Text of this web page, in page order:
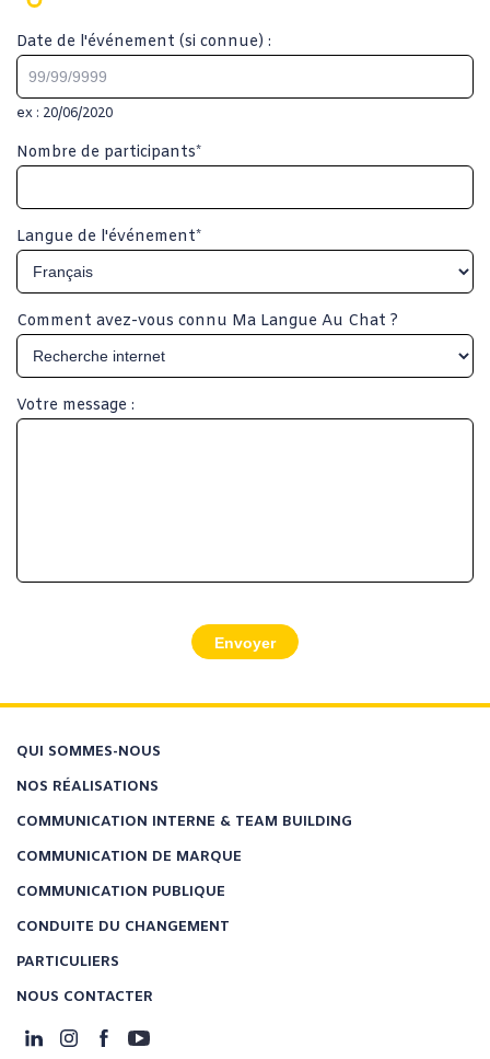
Date de l'événement (si connue) :
ex : 20/06/2020
Nombre de participants*
Langue de l'événement*
Comment avez-vous connu Ma Langue Au Chat ?
Votre message :
Envoyer
QUI SOMMES-NOUS
NOS RÉALISATIONS
COMMUNICATION INTERNE & TEAM BUILDING
COMMUNICATION DE MARQUE
COMMUNICATION PUBLIQUE
CONDUITE DU CHANGEMENT
PARTICULIERS
NOUS CONTACTER